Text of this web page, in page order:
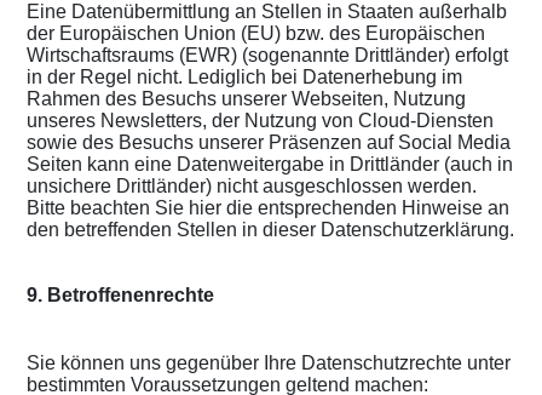
Eine Datenübermittlung an Stellen in Staaten außerhalb
der Europäischen Union (EU) bzw. des Europäischen
Wirtschaftsraums (EWR) (sogenannte Drittländer) erfolgt
in der Regel nicht. Lediglich bei Datenerhebung im
Rahmen des Besuchs unserer Webseiten, Nutzung
unseres Newsletters, der Nutzung von Cloud-Diensten
sowie des Besuchs unserer Präsenzen auf Social Media
Seiten kann eine Datenweitergabe in Drittländer (auch in
unsichere Drittländer) nicht ausgeschlossen werden.
Bitte beachten Sie hier die entsprechenden Hinweise an
den betreffenden Stellen in dieser Datenschutzerklärung.
9. Betroffenenrechte
Sie können uns gegenüber Ihre Datenschutzrechte unter
bestimmten Voraussetzungen geltend machen: